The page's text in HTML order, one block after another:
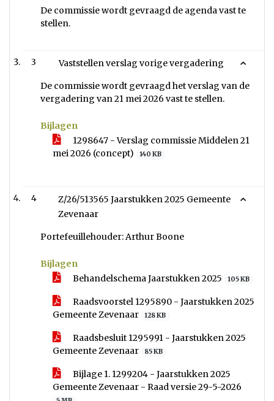
De commissie wordt gevraagd de agenda vast te
stellen.
3 Vaststellen verslag vorige vergadering
De commissie wordt gevraagd het verslag van de
vergadering van 21 mei 2026 vast te stellen.
Bijlagen
1298647 - Verslag commissie Middelen 21
mei 2026 (concept)
140 KB
4
Z/26/513565 Jaarstukken 2025 Gemeente
Zevenaar
Portefeuillehouder: Arthur Boone
Bijlagen
Behandelschema Jaarstukken 2025
105 KB
Raadsvoorstel 1295890 - Jaarstukken 2025
Gemeente Zevenaar
128 KB
Raadsbesluit 1295991 - Jaarstukken 2025
Gemeente Zevenaar
85 KB
Bijlage 1. 1299204 - Jaarstukken 2025
Gemeente Zevenaar - Raad versie 29-5-2026